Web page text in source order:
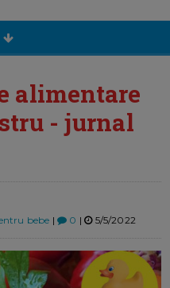
alimentare
- jurnal
bebe | 0 | 5/5/2022